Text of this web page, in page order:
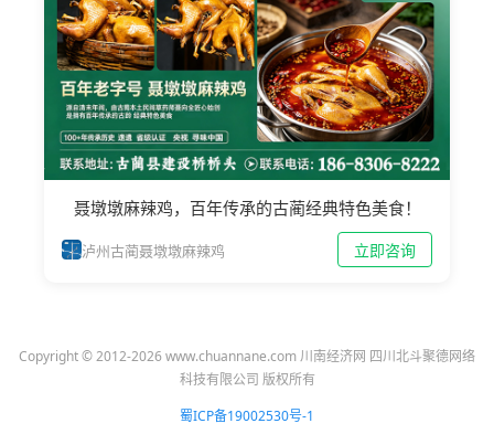
聂墩墩麻辣鸡，百年传承的古蔺经典特色美食！
泸州古蔺聂墩墩麻辣鸡 立即咨询
Copyright © 2012-2026 www.chuannane.com 川南经济网 四川北斗聚德网络
科技有限公司 版权所有
蜀ICP备19002530号-1